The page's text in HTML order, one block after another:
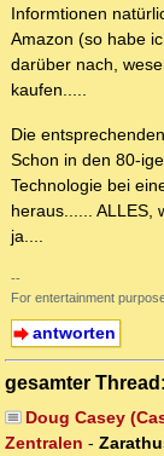
Informtionen
Amazon (so habe
darüber nach,
kaufen.....
Die
Schon in den 80-
Technologie bei
heraus...... ALLES,
ja....
--
For entertainment
antworten
gesamter Thread:
Doug Casey
Zentralen -